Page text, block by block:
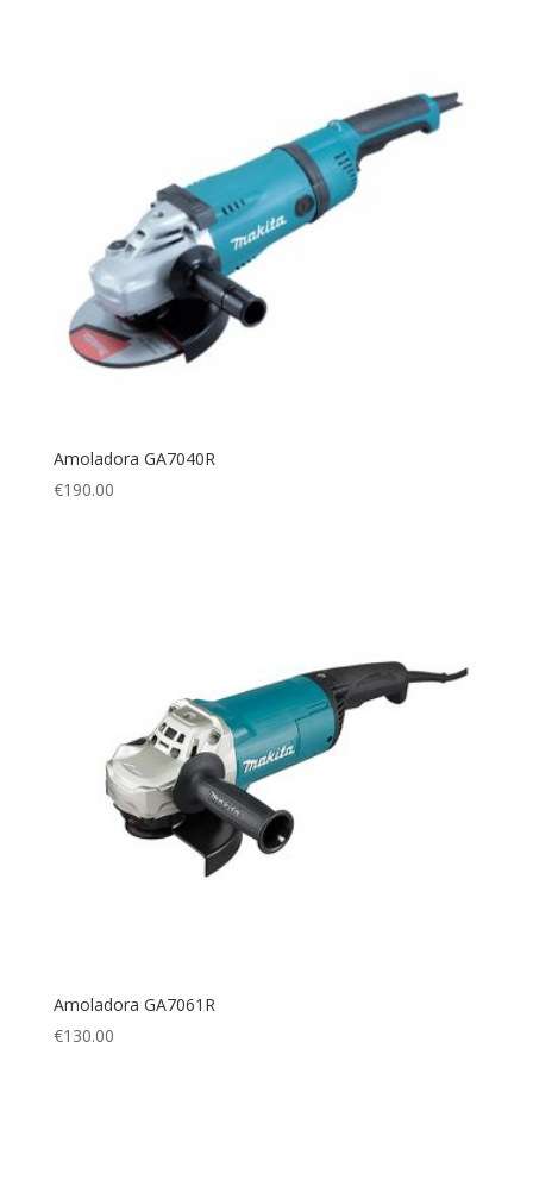
Amoladora GA7040R
€190.00
Amoladora GA7061R
€130.00